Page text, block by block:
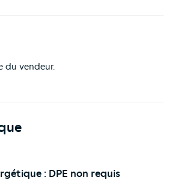
du vendeur.
: DPE non requis